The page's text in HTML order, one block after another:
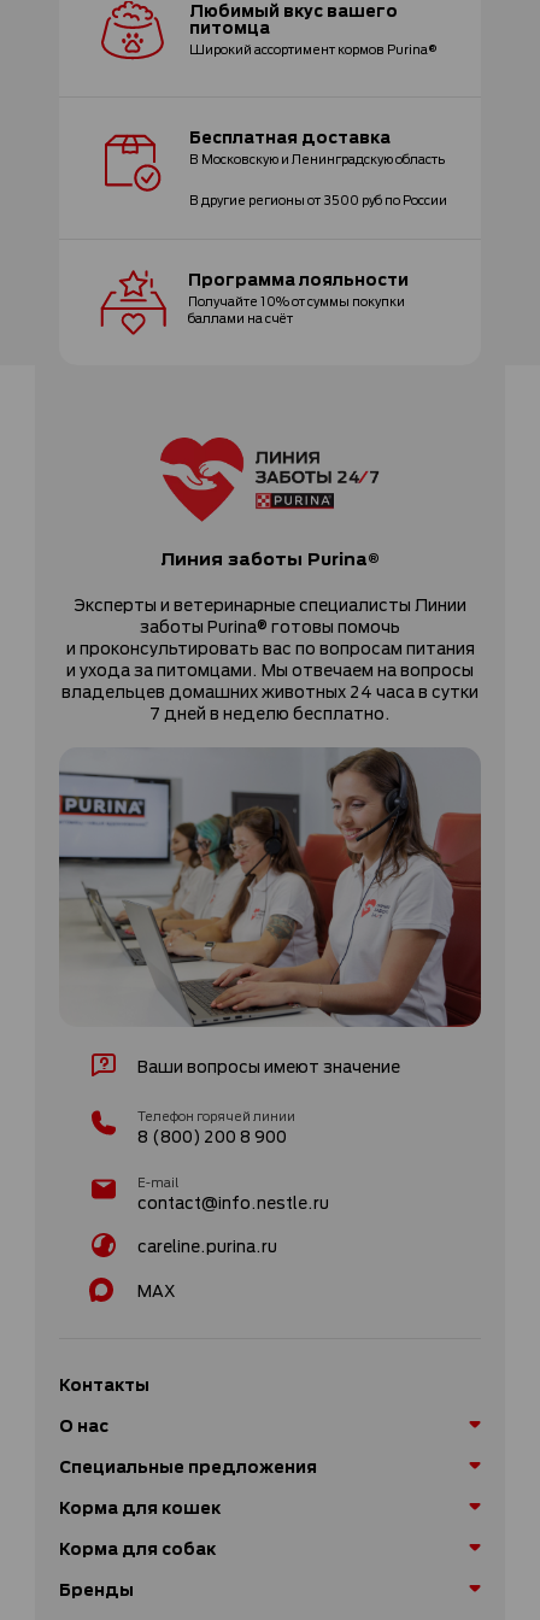
Любимый вкусвашего
питомца
Широкий ассортимент кормов Purina®
Бесплатная доставка
В Московскую и Ленинградскую область
В другие регионы от 3500 руб по России
Программалояльности
Получайте 10% от суммы покупки
баллами на счёт
Ваши вопросы имеют значение
Телефон горячей линии
8 (800) 200 8 900
E-mail
contact@info.nestle.ru
careline.purina.ru
MAX
Линия заботы Purina®
Эксперты и ветеринарные специалисты Линии
заботы Purina® готовы помочь
и проконсультировать вас по вопросам питания
и ухода за питомцами. Мы отвечаем на вопросы
владельцев домашних животных 24 часа в сутки
7 дней в неделю бесплатно.
Контакты
О нас
Специальные предложения
Корма для кошек
Корма для собак
Бренды